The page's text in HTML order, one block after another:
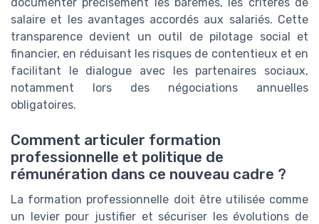
salaire et les avantages accordés aux salariés. Cette
transparence devient un outil de pilotage social et
financier, en réduisant les risques de contentieux et en
facilitant le dialogue avec les partenaires sociaux,
notamment lors des négociations annuelles
obligatoires.
Comment articuler formation
professionnelle et politique de
rémunération dans ce nouveau cadre ?
La formation professionnelle doit être utilisée comme
un levier pour justifier et sécuriser les évolutions de